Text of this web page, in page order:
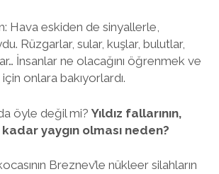
Hava eskiden de sinyallerle,
Rüzgarlar, sular, kuşlar, bulutlar,
İnsanlar ne olacağını öğrenmek ve
onlara bakıyorlardı.
öyle değil mi? Yıldız fallarının,
yaygın olması neden?
Breznev’le nükleer silahların